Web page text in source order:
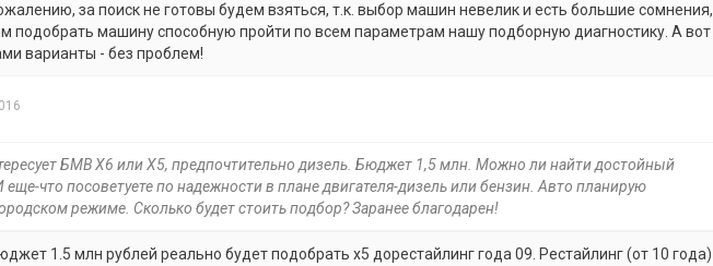
за поиск не готовы будем взяться, т.к. выбор машин невелик и есть большие сомнения,
машину способную пройти по всем параметрам нашу подборную диагностику. А вот
варианты - без проблем!
БМВ Х6 или Х5, предпочтительно дизель. Бюджет 1,5 млн. Можно ли найти достойный
что посоветуете по надежности в плане двигателя-дизель или бензин. Авто планирую
режиме. Сколько будет стоить подбор? Заранее благодарен!
1.5 млн рублей реально будет подобрать х5 дорестайлинг года 09. Рестайлинг (от 10 года)